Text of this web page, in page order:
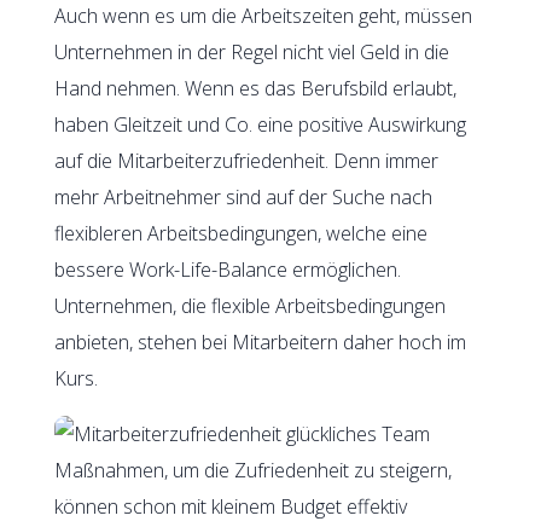
Auch wenn es um die Arbeitszeiten geht, müssen
Unternehmen in der Regel nicht viel Geld in die
Hand nehmen. Wenn es das Berufsbild erlaubt,
haben Gleitzeit und Co. eine positive Auswirkung
auf die Mitarbeiterzufriedenheit. Denn immer
mehr Arbeitnehmer sind auf der Suche nach
flexibleren Arbeitsbedingungen, welche eine
bessere Work-Life-Balance ermöglichen.
Unternehmen, die flexible Arbeitsbedingungen
anbieten, stehen bei Mitarbeitern daher hoch im
Kurs.
Maßnahmen, um die Zufriedenheit zu steigern,
können schon mit kleinem Budget effektiv